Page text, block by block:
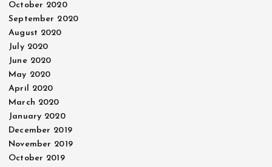
October 2020
September 2020
August 2020
July 2020
June 2020
May 2020
April 2020
March 2020
January 2020
December 2019
November 2019
October 2019